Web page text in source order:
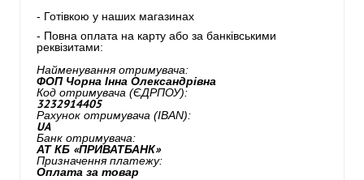
- Готівкою у наших магазинах
- Повна оплата на карту або за банківськими
реквізитами:
Найменування отримувача:
ФОП Чорна Інна Олександрівна
Код отримувача (ЄДРПОУ):
3232914405
Рахунок отримувача (IBAN):
UA
Банк отримувача:
АТ КБ «ПРИВАТБАНК»
Призначення платежу:
Оплата за товар